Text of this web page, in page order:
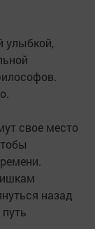
улыбкой,
свое место
назад